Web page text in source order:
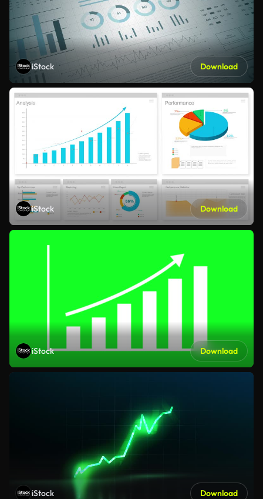
iStock Download
iStock Download
iStock Download
iStock Download